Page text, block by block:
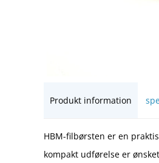
Produkt information
HBM-filbørsten er en
kompakt udførelse er